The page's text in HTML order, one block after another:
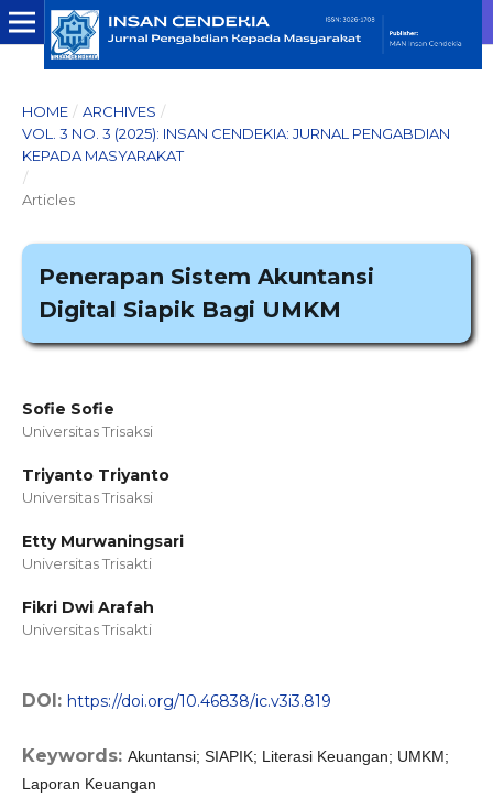
HOME / ARCHIVES /
VOL. 3 NO. 3 (2025): INSAN CENDEKIA: JURNAL PENGABDIAN
KEPADA MASYARAKAT
/
Articles
Penerapan Sistem Akuntansi
Digital Siapik Bagi UMKM
Sofie Sofie
Universitas Trisaksi
Triyanto Triyanto
Universitas Trisaksi
Etty Murwaningsari
Universitas Trisakti
Fikri Dwi Arafah
Universitas Trisakti
DOI: https://doi.org/10.46838/ic.v3i3.819
Keywords: Akuntansi; SIAPIK; Literasi Keuangan; UMKM;
Laporan Keuangan